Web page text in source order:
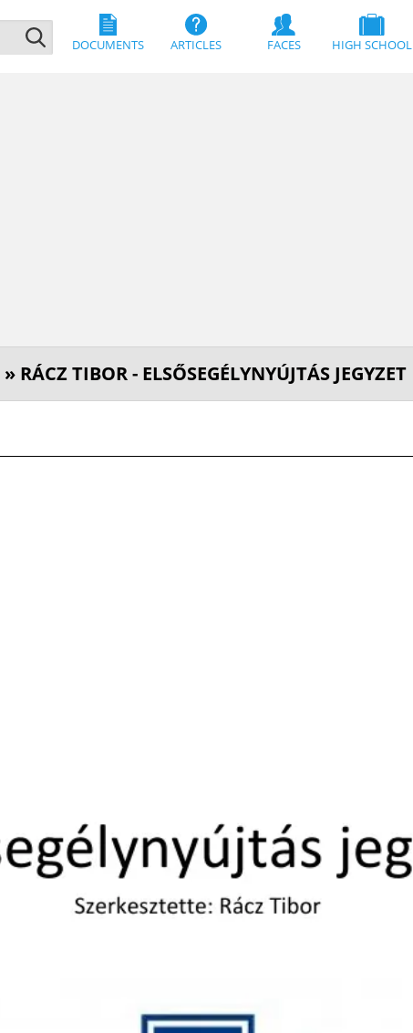
DOCUMENTS ARTICLES FACES HIGH SCHOOL
» RÁCZ TIBOR - ELSŐSEGÉLYNYÚJTÁS JEGYZET